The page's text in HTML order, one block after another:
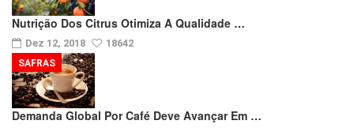
Nutrição Dos Citrus Otimiza A Qualidade …
Dez 12, 2018 18642
Demanda Global Por Café Deve Avançar Em …
SAFRAS